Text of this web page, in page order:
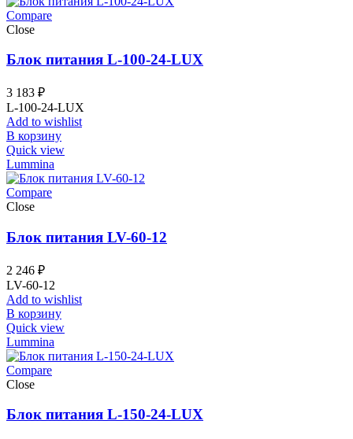
Compare
Close
Блок питания L-100-24-LUX
3 183 ₽
L-100-24-LUX
Add to wishlist
В корзину
Quick view
Lummina
Compare
Close
Блок питания LV-60-12
2 246 ₽
LV-60-12
Add to wishlist
В корзину
Quick view
Lummina
Compare
Close
Блок питания L-150-24-LUX